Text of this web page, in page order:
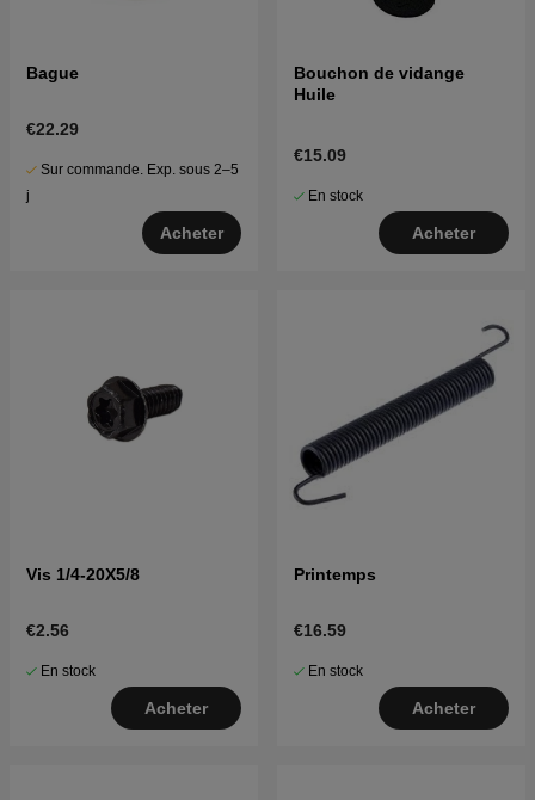
Bague
€22.29
Sur commande. Exp. sous 2–5
j
Acheter
Bouchon de vidange
Huile
€15.09
En stock
Acheter
Vis 1/4-20X5/8
€2.56
En stock
Acheter
Printemps
€16.59
En stock
Acheter